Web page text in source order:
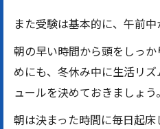
また受験は基本的に、午前中
朝の早い時間から頭をしっ
めにも、冬休み中に生活リ
ュールを決めておきましょう。
朝は決まった時間に毎日起